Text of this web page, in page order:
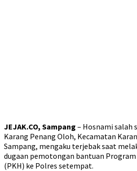
JEJAK.CO, Sampang – Hosnami salah
Karang Penang Oloh, Kecamatan
Sampang, mengaku terjebak saat
dugaan pemotongan bantuan
(PKH) ke Polres setempat.